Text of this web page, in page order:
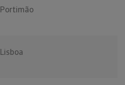
Portimão
Lisboa